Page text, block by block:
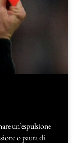
un’espulsione
o paura di